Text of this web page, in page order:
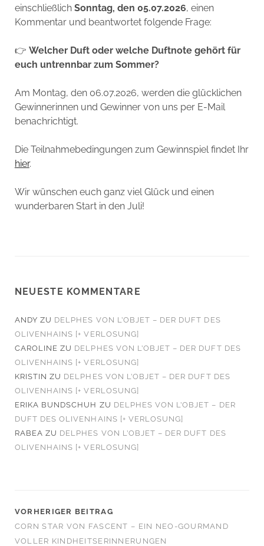
einschließlich Sonntag, den 05.07.2026, einen
Kommentar und beantwortet folgende Frage:
👉 Welcher Duft oder welche Duftnote gehört für
euch untrennbar zum Sommer?
Am Montag, den 06.07.2026, werden die glücklichen
Gewinnerinnen und Gewinner von uns per E-Mail
benachrichtigt.
Die Teilnahmebedingungen zum Gewinnspiel findet Ihr
hier.
Wir wünschen euch ganz viel Glück und einen
wunderbaren Start in den Juli!
NEUESTE KOMMENTARE
ANDY ZU DELPHES VON L’OBJET – DER DUFT DES
OLIVENHAINS [+ VERLOSUNG]
CAROLINE ZU DELPHES VON L’OBJET – DER DUFT DES
OLIVENHAINS [+ VERLOSUNG]
KRISTIN ZU DELPHES VON L’OBJET – DER DUFT DES
OLIVENHAINS [+ VERLOSUNG]
ERIKA BUNDSCHUH ZU DELPHES VON L’OBJET – DER
DUFT DES OLIVENHAINS [+ VERLOSUNG]
RABEA ZU DELPHES VON L’OBJET – DER DUFT DES
OLIVENHAINS [+ VERLOSUNG]
VORHERIGER BEITRAG
CORN STAR VON FASCENT – EIN NEO-GOURMAND
VOLLER KINDHEITSERINNERUNGEN